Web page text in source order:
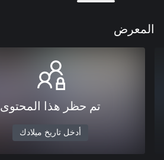
المعرض
تم حظر هذا المحتوى
أدخل تاريخ ميلادك